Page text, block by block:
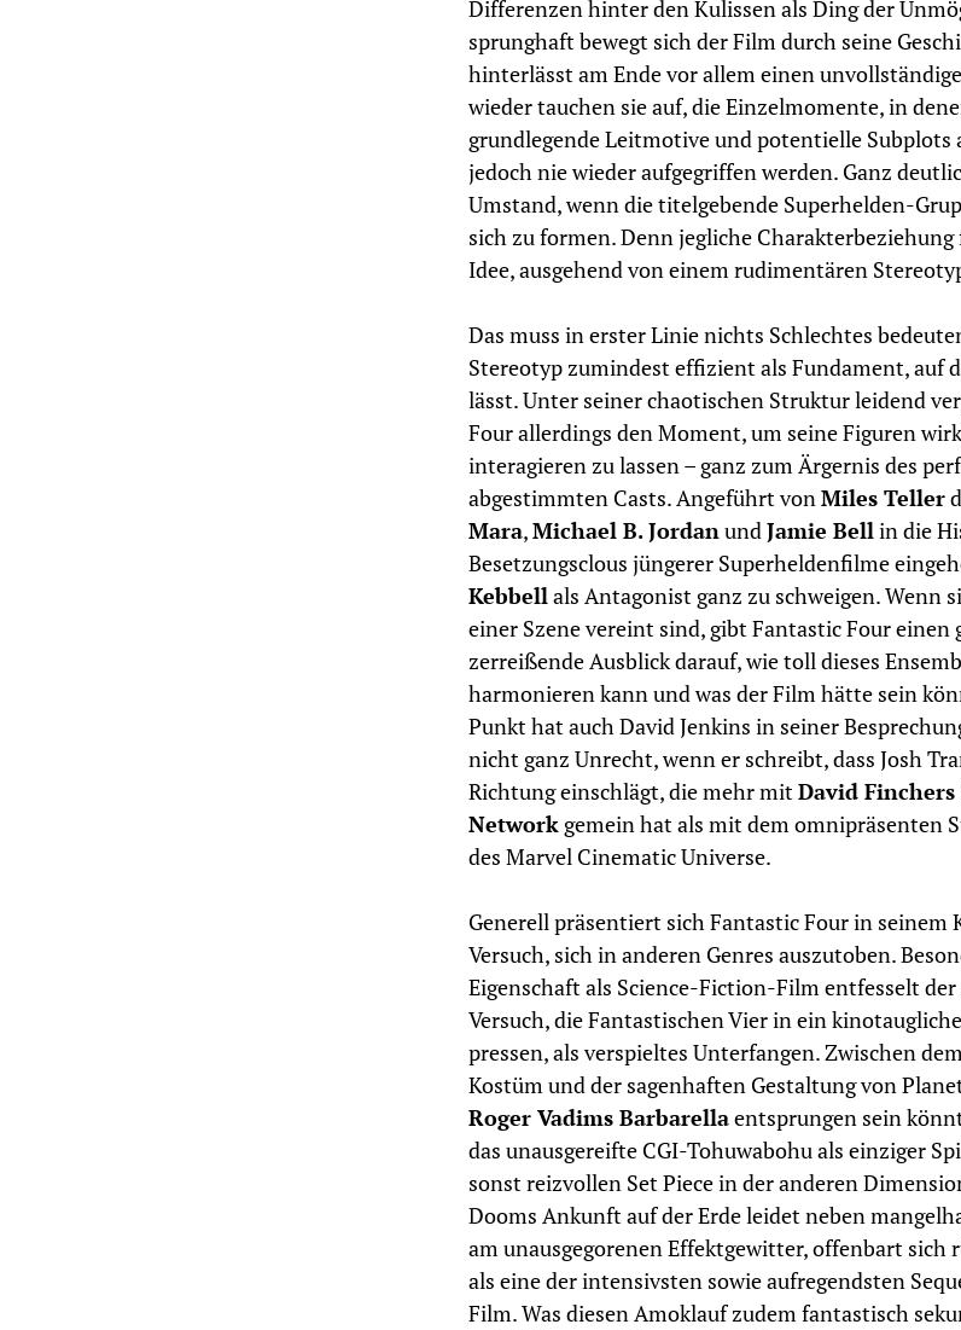
Differenzen hinter den Kulissen als Ding der
sprunghaft bewegt sich der Film durch seine
hinterlässt am Ende vor allem einen
wieder tauchen sie auf, die Einzelmomente, in
grundlegende Leitmotive und potentielle Subplots
jedoch nie wieder aufgegriffen werden. Ganz
Umstand, wenn die titelgebende Superhelden-
sich zu formen. Denn jegliche
Idee, ausgehend von einem rudimentären
Das muss in erster Linie nichts Schlechtes
Stereotyp zumindest effizient als Fundament, auf
lässt. Unter seiner chaotischen Struktur leidend
Four allerdings den Moment, um seine Figuren
interagieren zu lassen – ganz zum Ärgernis des
abgestimmten Casts. Angeführt vonMiles Teller
Mara,Michael B. JordanundJamie Bellin die
Besetzungsclous jüngerer Superheldenfilme
Kebbellals Antagonist ganz zu schweigen. Wenn
einer Szene vereint sind, gibt Fantastic Four einen
zerreißende Ausblick darauf, wie toll dieses
harmonieren kann und was der Film hätte sein
Punkt hat auch David Jenkins in seiner
nicht ganz Unrecht, wenn er schreibt, dass Josh
Richtung einschlägt, die mehr mitDavid
Networkgemein hat als mit dem omnipräsenten
des Marvel Cinematic Universe.
Generell präsentiert sich Fantastic Four in seinem
Versuch, sich in anderen Genres auszutoben.
Eigenschaft als Science-Fiction-Film entfesselt
Versuch, die Fantastischen Vier in ein
pressen, als verspieltes Unterfangen. Zwischen
Kostüm und der sagenhaften Gestaltung von
Roger Vadims Barbarellaentsprungen sein
das unausgereifte CGI-Tohuwabohu als einziger
sonst reizvollen Set Piece in der anderen
Dooms Ankunft auf der Erde leidet neben
am unausgegorenen Effektgewitter, offenbart sich
als eine der intensivsten sowie aufregendsten
Film. Was diesen Amoklauf zudem fantastisch